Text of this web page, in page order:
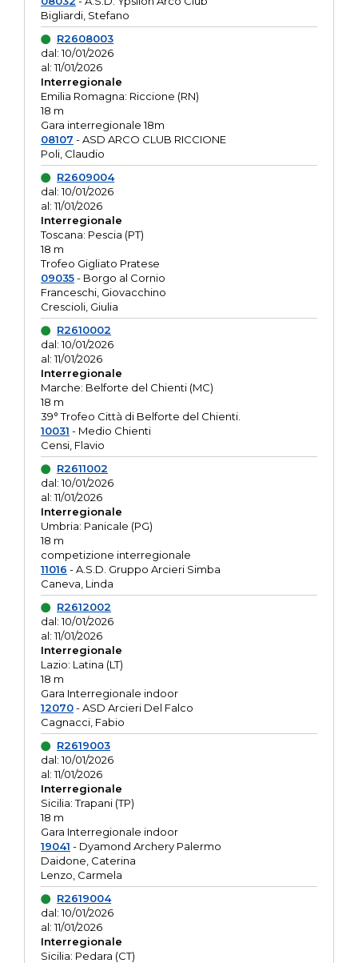
Bigliardi, Stefano
R2608003
dal: 10/01/2026
al: 11/01/2026
Interregionale
Emilia Romagna: Riccione (RN)
18 m
Gara interregionale 18m
08107 - ASD ARCO CLUB RICCIONE
Poli, Claudio
R2609004
dal: 10/01/2026
al: 11/01/2026
Interregionale
Toscana: Pescia (PT)
18 m
Trofeo Gigliato Pratese
09035- Borgo al Cornio
Franceschi, Giovacchino
Crescioli, Giulia
R2610002
dal: 10/01/2026
al: 11/01/2026
Interregionale
Marche: Belforte del Chienti (MC)
18 m
39° Trofeo Città di Belforte del Chienti.
10031 - Medio Chienti
Censi, Flavio
R2611002
dal: 10/01/2026
al: 11/01/2026
Interregionale
Umbria: Panicale (PG)
18 m
competizione interregionale
11016 - A.S.D. Gruppo Arcieri Simba
Caneva, Linda
R2612002
dal: 10/01/2026
al: 11/01/2026
Interregionale
Lazio: Latina (LT)
18 m
Gara Interregionale indoor
12070- ASD Arcieri Del Falco
Cagnacci, Fabio
R2619003
dal: 10/01/2026
al: 11/01/2026
Interregionale
Sicilia: Trapani (TP)
18 m
Gara Interregionale indoor
19041 - Dyamond Archery Palermo
Daidone, Caterina
Lenzo, Carmela
R2619004
dal: 10/01/2026
al: 11/01/2026
Interregionale
Sicilia: Pedara (CT)